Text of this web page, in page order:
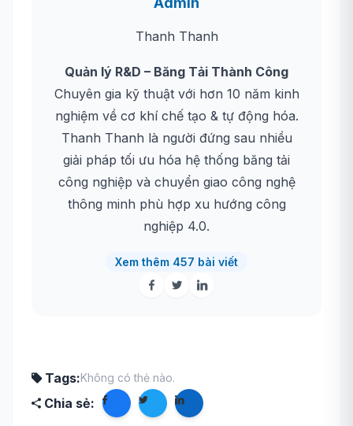
Thanh Thanh
Quản lý R&D – Băng Tải Thành Công
Chuyên gia kỹ thuật với hơn 10 năm kinh
nghiệm về cơ khí chế tạo & tự động hóa.
Thanh Thanh là người đứng sau nhiều
giải pháp tối ưu hóa hệ thống băng tải
công nghiệp và chuyển giao công nghệ
thông minh phù hợp xu hướng công
nghiệp 4.0.
Xem thêm 457 bài viết
Tags:Không có thẻ nào.
Chia sẻ: